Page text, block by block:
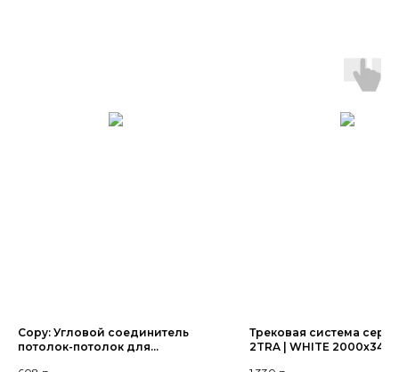
Copy: Угловой соединитель
потолок-потолок для
Трековая система
2TRA | WHITE